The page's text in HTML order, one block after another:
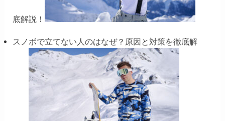
底解説！
スノボで立てない人のはなぜ？原因と対策を徹底解